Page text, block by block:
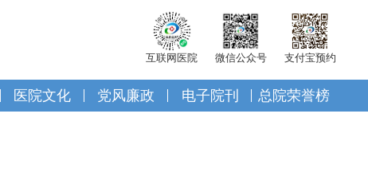
互联网医院 微信公众号 支付宝预约
医院文化 党风廉政 电子院刊 总院荣誉榜